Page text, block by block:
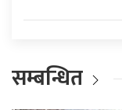
सम्बन्धित